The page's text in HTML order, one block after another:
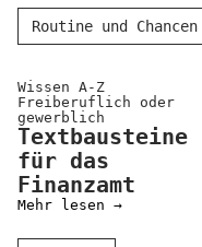
Presseausweis
Kooperationen
Wissen A-Z
Routine und Chancen
Wissen A-Z
Freiberuf­lich oder
gewerb­lich
Textbausteine
für das
Finanzamt
Mehr lesen →